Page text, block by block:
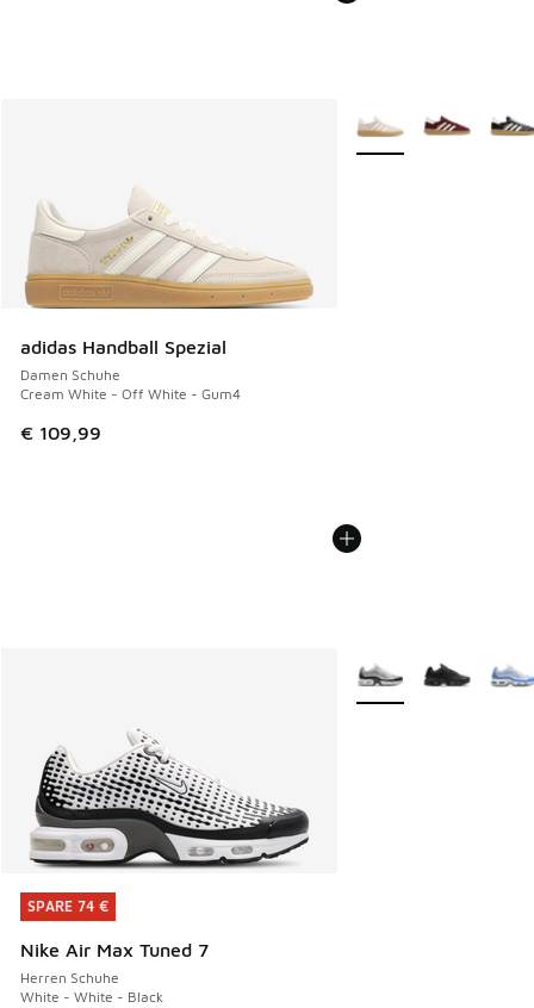
adidas Handball Spezial
Damen Schuhe
Cream White - Off White - Gum4
€ 109,99
Weitere Farben
SPARE 74 €
Nike Air Max Tuned 7
Herren Schuhe
White - White - Black
SPARE 74 €
Weitere Farben